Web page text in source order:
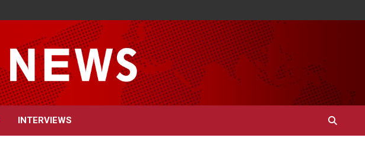
INTERVIEWS